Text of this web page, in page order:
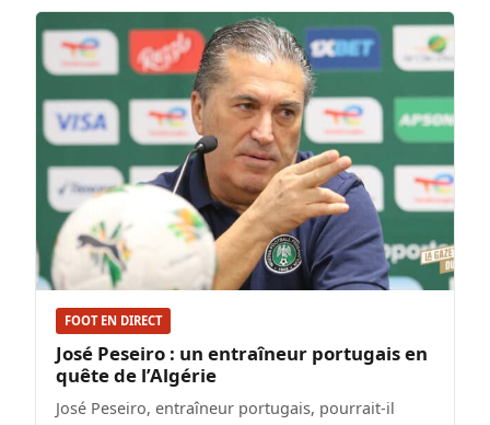
FOOT EN DIRECT
José Peseiro : un entraîneur portugais en
quête de l’Algérie
José Peseiro, entraîneur portugais, pourrait-il